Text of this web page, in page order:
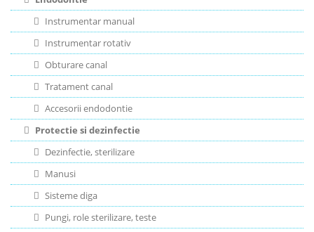
Instrumentar manual
Instrumentar rotativ
Obturare canal
Tratament canal
Accesorii endodontie
Protectie si dezinfectie
Dezinfectie, sterilizare
Manusi
Sisteme diga
Pungi, role sterilizare, teste